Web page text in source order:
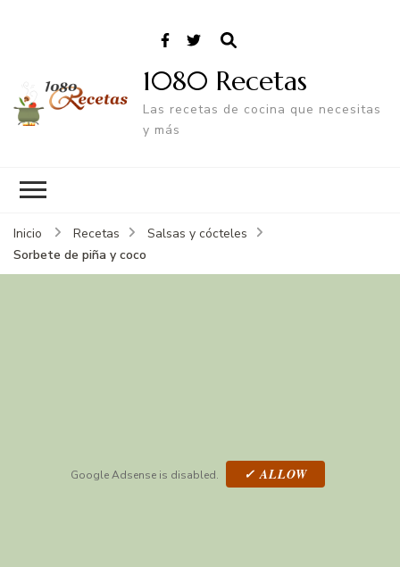
1080 Recetas
Las recetas de cocina que necesitas
y más
Inicio Recetas
Salsas y cócteles
Sorbete de piña y coco
Google Adsense is disabled. ✓ ALLOW